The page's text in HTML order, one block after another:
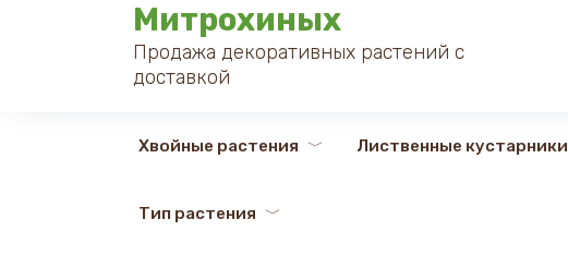
Митрохиных
Продажа декоративных растений с
доставкой
Хвойные растения Лиственные кустарники
Тип растения